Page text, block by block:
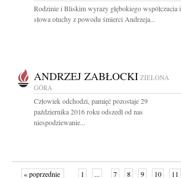
Rodzinie i Bliskim wyrazy głębokiego współczucia i
słowa otuchy z powodu śmierci Andrzeja...
ANDRZEJ ZABŁOCKI ZIELONA
GÓRA
Człowiek odchodzi, pamięć pozostaje 29
października 2016 roku odszedł od nas
niespodziewanie...
« poprzednie 1 ... 7 8 9 10 11